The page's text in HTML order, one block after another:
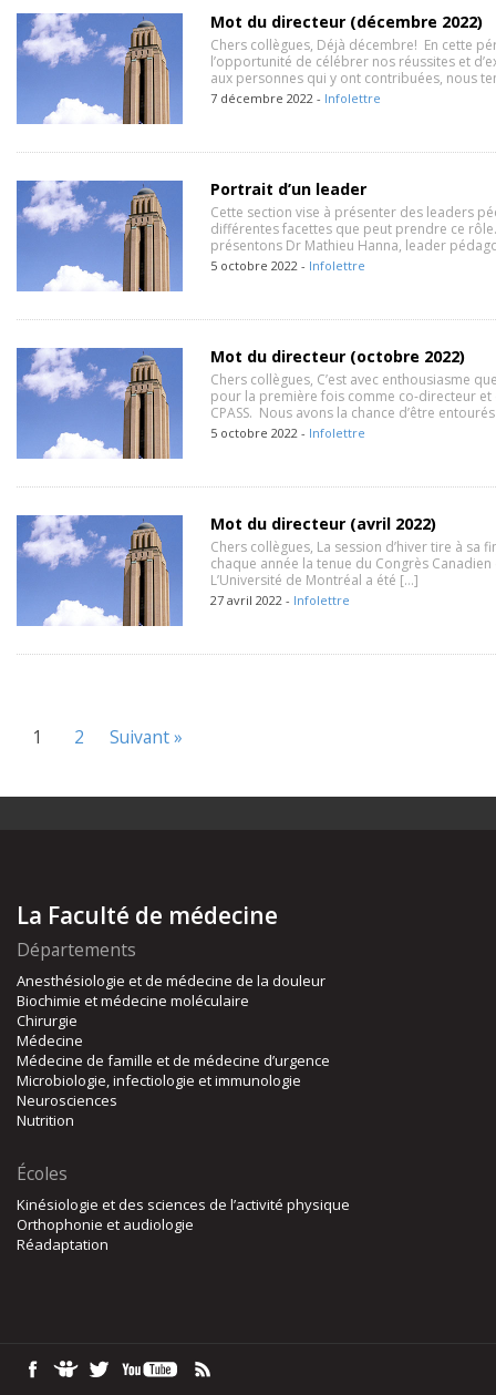
Mot du directeur (décembre 2022)
Chers collègues, Déjà décembre! En cette
l’opportunité de célébrer nos réussites et
aux personnes qui y ont contribuées, nous
7 décembre 2022 - Infolettre
Portrait d’un leader
Cette section vise à présenter des leaders
différentes facettes que peut prendre ce
présentons Dr Mathieu Hanna, leader
5 octobre 2022 - Infolettre
Mot du directeur (octobre 2022)
Chers collègues, C’est avec enthousiasme
pour la première fois comme co-directeur
CPASS. Nous avons la chance d’être
5 octobre 2022 - Infolettre
Mot du directeur (avril 2022)
Chers collègues, La session d’hiver tire à sa
chaque année la tenue du Congrès
L’Université de Montréal a été […]
27 avril 2022 - Infolettre
1 2 Suivant »
La Faculté de médecine
Départements
Anesthésiologie et de médecine de la douleur
Biochimie et médecine moléculaire
Chirurgie
Médecine
Médecine de famille et de médecine d’urgence
Microbiologie, infectiologie et immunologie
Neurosciences
Nutrition
Écoles
Kinésiologie et des sciences de l’activité physique
Orthophonie et audiologie
Réadaptation